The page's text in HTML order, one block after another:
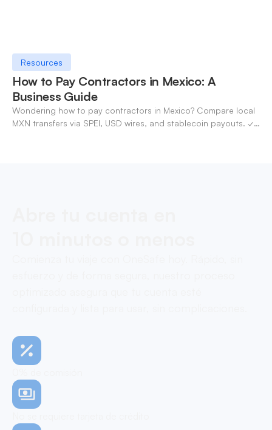
Resources
How to Pay Contractors in Mexico: A
Business Guide
Wondering how to pay contractors in Mexico? Compare local
MXN transfers via SPEI, USD wires, and stablecoin payouts. ✓